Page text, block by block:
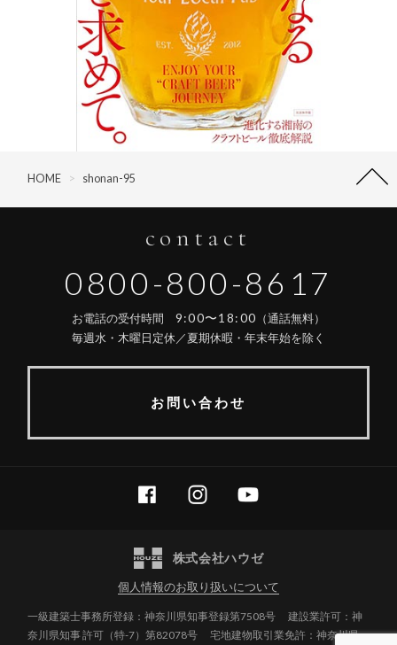
HOME > shonan-95
contact
0800-800-8617
お電話の受付時間 9:00〜18:00 （通話無料）
毎週水・木曜日定休／夏期休暇・年末年始を除く
お問い合わせ
FACEBOOKINSTAGRAM
株式会社ハウゼ
個人情報のお取り扱いについて
一級建築士事務所登録：神奈川県知事登録第7508号
建設業許可：神
奈川県知事 許可（特-7）第82078号
宅地建物取引業免許：神奈川県